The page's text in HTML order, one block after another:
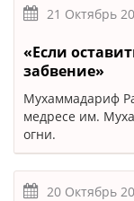
21 Октябрь
«Если
забвение»
Мухаммадариф
медресе им.
огни.
20 Октябрь